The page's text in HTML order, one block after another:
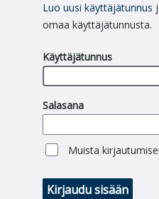
Luo uusi käyttäjätunnus
omaa käyttäjätunnusta.
Käyttäjätunnus
Salasana
Muista
Kirjaudu sisään